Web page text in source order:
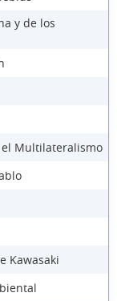
y de los
Multilateralismo
Kawasaki